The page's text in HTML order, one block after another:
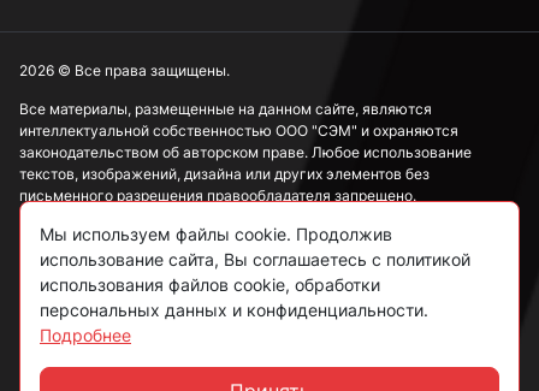
Все материалы, размещенные на данном сайте, являются
интеллектуальной собственностью ООО "СЭМ" и охраняются
законодательством об авторском праве. Любое использование
текстов, изображений, дизайна или других элементов без
письменного разрешения правообладателя запрещено.
Информация, представленная на сайте, носит исключительно
ознакомительный характер и не может рассматриваться как
публичная оферта в соответствии со ст. 437 ГК РФ.
Политика конфиденциальности
Согласие на обработку данных
2026 © Все права защищены.
Мы используем файлы cookie. Продолжив
использование сайта, Вы соглашаетесь с политикой
использования файлов cookie, обработки
персональных данных и конфиденциальности.
Подробнее